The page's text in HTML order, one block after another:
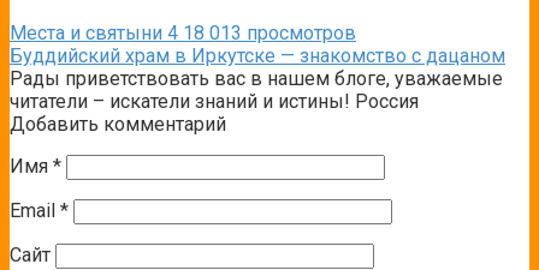
Места и святыни 4 18 013 просмотров
Буддийский храм в Иркутске — знакомство с дацаном
Рады приветствовать вас в нашем блоге, уважаемые
читатели – искатели знаний и истины! Россия
Добавить комментарий
Имя *
Email *
Сайт